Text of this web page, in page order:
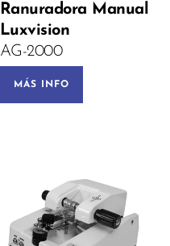
Ranuradora Manual
Luxvision
AG-2000
MÁS INFO